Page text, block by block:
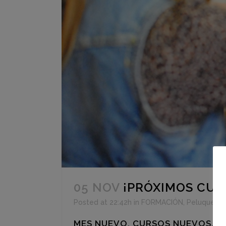
05 NOV ¡PRÓXIMOS
Posted at 22:42h in FORMACIÓN, Peluquería
MES NUEVO, CURSOS NUEVOS.